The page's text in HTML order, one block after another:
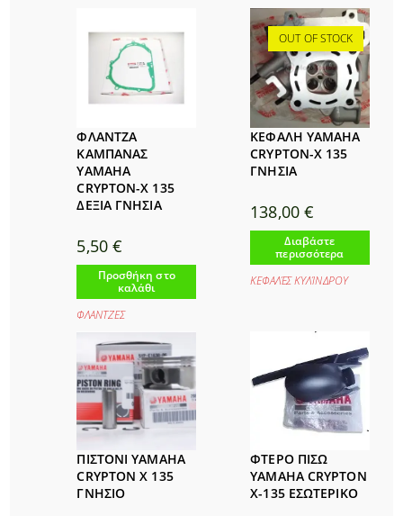
ΦΛΑΝΤΖΑ
ΚΑΜΠΑΝΑΣ
YAMAHA
CRYPTON-X 135
ΔΕΞΙΑ ΓΝΗΣΙΑ
5,50 €
Προσθήκη στο
καλάθι
ΦΛΑΝΤΖΕΣ
OUT OF STOCK
ΚΕΦΑΛΗ YAMAHA
CRYPTON-X 135
ΓΝΗΣΙΑ
138,00 €
Διαβάστε
περισσότερα
ΚΕΦΑΛΈΣ ΚΥΛΊΝΔΡΟΥ
ΠΙΣΤΟΝΙ YAMAHA
CRYPTON X 135
ΓΝΗΣΙΟ
ΦΤΕΡΟ ΠΙΣΩ
YAMAHA CRYPTON
X-135 ΕΣΩΤΕΡΙΚΟ